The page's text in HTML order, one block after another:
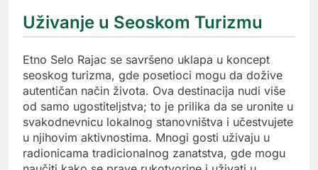
Uživanje u Seoskom Turizmu
Etno Selo Rajac se savršeno uklapa u koncept
seoskog turizma, gde posetioci mogu da dožive
autentičan način života. Ova destinacija nudi više
od samo ugostiteljstva; to je prilika da se uronite u
svakodnevnicu lokalnog stanovništva i učestvujete
u njihovim aktivnostima. Mnogi gosti uživaju u
radionicama tradicionalnog zanatstva, gde mogu